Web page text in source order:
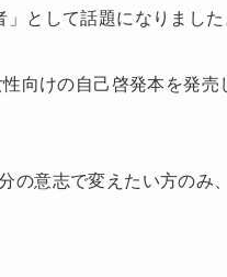
として話題になりました
向けの自己啓発本を発売
の意志で変えたい方のみ